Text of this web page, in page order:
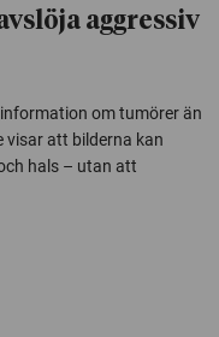
aggressiv
om tumörer än
visar att bilderna kan
hals – utan att